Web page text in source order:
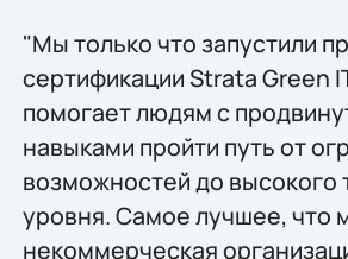
"Мы только что запустили
сертификации Strata Green
помогает людям с
навыками пройти путь от
возможностей до высокого
уровня. Самое лучшее, что
некоммерческая